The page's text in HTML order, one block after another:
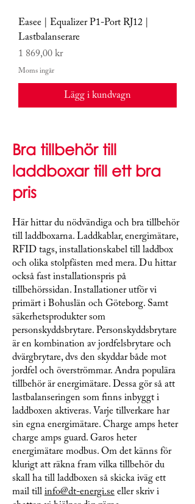
Easee | Equalizer P1-Port RJ12 |
Lastbalanserare
Pris
1 869,00 kr
Moms ingår
Lägg i kundvagn
Bra tillbehör till
laddboxar till ett bra
pris
Här hittar du nödvändiga och bra tillbehör
till laddboxarna. Laddkablar, energimätare,
RFID tags, installationskabel till laddbox
och olika stolpfästen med mera. Du hittar
också fast installationspris på
tillbehörssidan. Installationer utför vi
primärt i Bohuslän och Göteborg. Samt
säkerhetsprodukter som
personskyddsbrytare. Personskyddsbrytare
är en kombination av jordfelsbrytare och
dvärgbrytare, dvs den skyddar både mot
jordfel och överströmmar. Andra populära
tillbehör är energimätare. Dessa gör så att
lastbalanseringen som finns inbyggt i
laddboxen aktiveras. Varje tillverkare har
sin egna energimätare. Charge amps heter
charge amps guard. Garos heter
energimätare modbus. Om det känns för
klurigt att räkna fram vilka tillbehör du
skall ha till laddboxen så skicka iväg ett
mail till info@dt-energi.se eller skriv i